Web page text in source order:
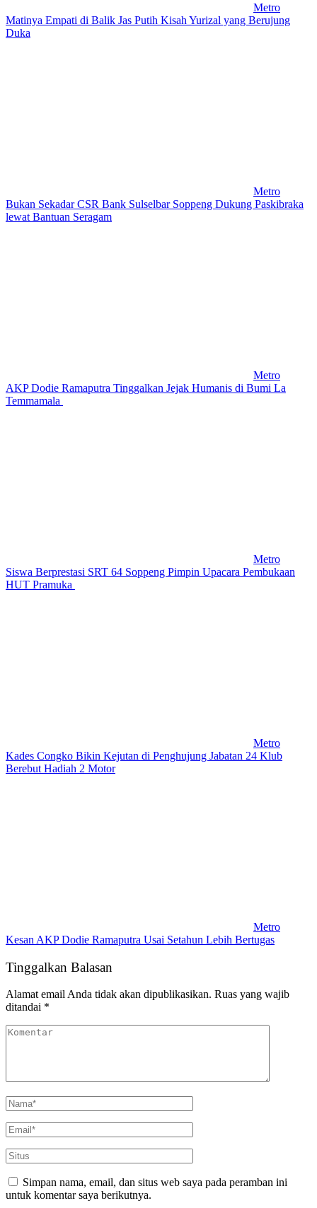
Metro
Matinya Empati di Balik Jas Putih Kisah Yurizal yang Berujung
Duka
Metro
Bukan Sekadar CSR Bank Sulselbar Soppeng Dukung Paskibraka
lewat Bantuan Seragam
Metro
AKP Dodie Ramaputra Tinggalkan Jejak Humanis di Bumi La
Temmamala
Metro
Siswa Berprestasi SRT 64 Soppeng Pimpin Upacara Pembukaan
HUT Pramuka
Metro
Kades Congko Bikin Kejutan di Penghujung Jabatan 24 Klub
Berebut Hadiah 2 Motor
Metro
Kesan AKP Dodie Ramaputra Usai Setahun Lebih Bertugas
Tinggalkan Balasan
Alamat email Anda tidak akan dipublikasikan. Ruas yang wajib
ditandai *
Simpan nama, email, dan situs web saya pada peramban ini
untuk komentar saya berikutnya.